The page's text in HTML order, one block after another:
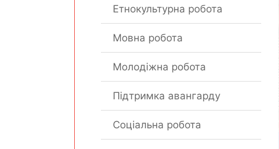
Етнокультурна робота
Мовна робота
Молодіжна робота
Підтримка авангарду
Соціальна робота